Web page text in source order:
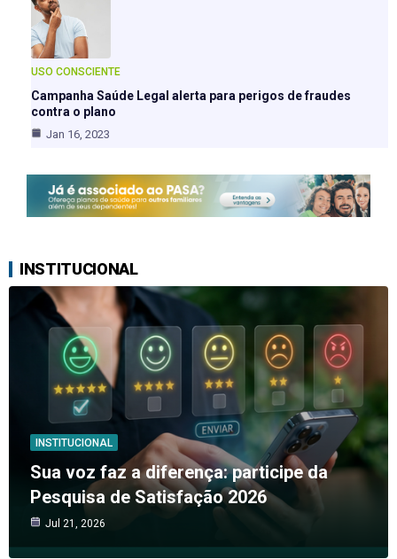
USO CONSCIENTE
Campanha Saúde Legal alerta para perigos de fraudes
contra o plano
Jan 16, 2023
INSTITUCIONAL
INSTITUCIONAL
Sua voz faz a diferença: participe da
Pesquisa de Satisfação 2026
Jul 21, 2026